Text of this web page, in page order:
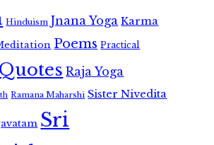
Hinduism Jnana Yoga Karma
Poems Practical
Quotes Raja Yoga
Ramana Maharshi Sister Nivedita
Sri